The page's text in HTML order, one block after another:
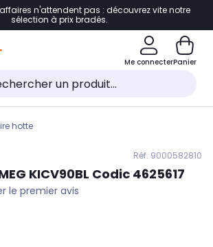
à la navigation
au pied de page
au chatbot
n'attendent pas : découvrez vite notre
sélection à prix bradés.
Me connecterPanier
hotte
Réf. 9000582810
KICV90BL Codic 4625617
le premier avis